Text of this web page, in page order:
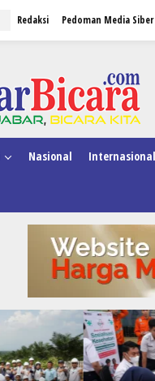
Redaksi Pedoman Media Siber
Nasional Internasional